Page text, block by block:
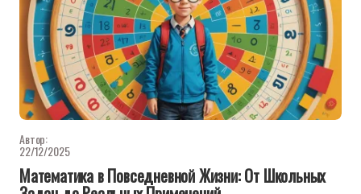
Автор:
22/12/2025
Математика в Повседневной Жизни: От Школьных